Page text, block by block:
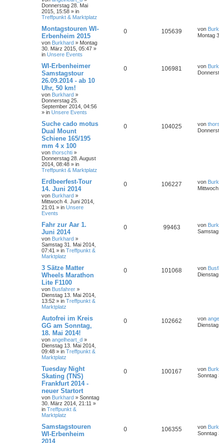
Donnerstag 28. Mai
2015, 15:58 » in
Treffpunkt & Marktplatz
Montagstouren WI-
Erbenheim 2015
von Burkhard » Montag
30. März 2015, 05:47 »
in Unsere Events
0 105639 von
Montag
WI-Erbenheimer
Samstagstour
26.09.2014 - ab 10
Uhr, 50 km!
von Burkhard »
Donnerstag 25.
September 2014, 04:56
» in Unsere Events
0 106981 von
Suche cado motus
Dual Mount
Schiene 165/195
mm 4 x 100
von thorschti »
Donnerstag 28. August
2014, 08:48 » in
Treffpunkt & Marktplatz
0 104025 von
Erdbeerfest-Tour
14. Juni 2014
von Burkhard »
Mittwoch 4. Juni 2014,
21:01 » in Unsere
Events
0 106227 von
Fahr zur Aar 1.
Juni 2014
von Burkhard »
Samstag 31. Mai 2014,
07:41 » in Treffpunkt &
Marktplatz
0 99463 von
3 Sätze Matter
Wheels Marathon
Lite F1100
von Busfahrer »
Dienstag 13. Mai 2014,
13:52 » in Treffpunkt &
Marktplatz
0 101068 von
Autofrei im Kreis
GG am Sonntag,
18. Mai 2014!
von angelheart_d »
Dienstag 13. Mai 2014,
09:48 » in Treffpunkt &
Marktplatz
0 102662 von
Tuesday Night
Skating (TNS)
Frankfurt 2014 -
neuer Startort
von Burkhard » Sonntag
30. März 2014, 21:11 »
in Treffpunkt &
Marktplatz
0 100167 von
Sonntag
Samstagstouren
WI-Erbenheim
2014
0 106355 von
Sonntag